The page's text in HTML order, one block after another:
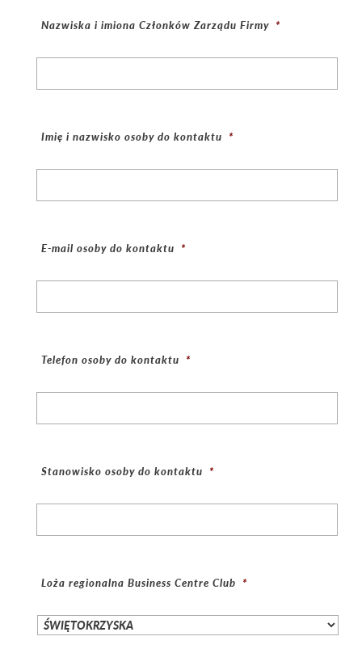
Nazwiska i imiona Członków Zarządu Firmy *
Imię i nazwisko osoby do kontaktu *
E-mail osoby do kontaktu *
Telefon osoby do kontaktu *
Stanowisko osoby do kontaktu *
Loża regionalna Business Centre Club *